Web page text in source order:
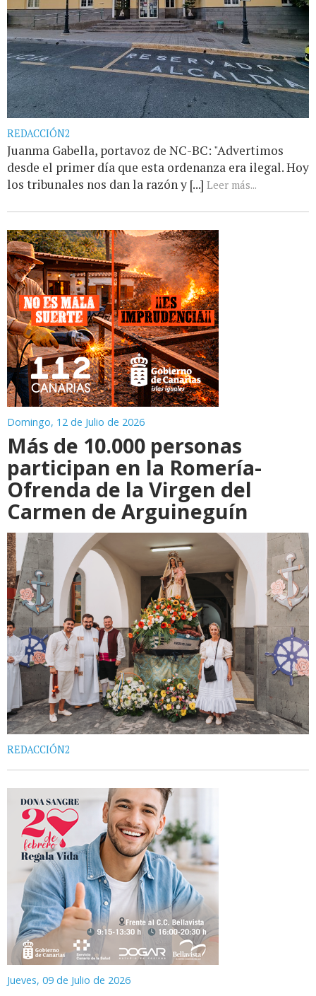
REDACCIÓN2
Juanma Gabella, portavoz de NC-BC: "Advertimos
desde el primer día que esta ordenanza era ilegal. Hoy
los tribunales nos dan la razón y [...] Leer más...
Domingo, 12 de Julio de 2026
Más de 10.000 personas
participan en la Romería-
Ofrenda de la Virgen del
Carmen de Arguineguín
REDACCIÓN2
Jueves, 09 de Julio de 2026